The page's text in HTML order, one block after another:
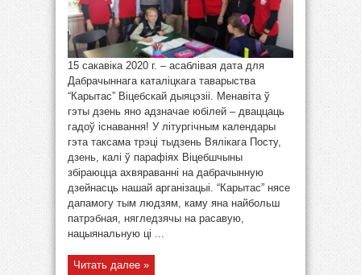
15 сакавіка 2020 г. – асаблівая дата для
Дабрачыннага каталіцкага таварыства
“Карытас” Віцебскай дыяцэзіі. Менавіта ў
гэты дзень яно адзначае юбілей – дваццаць
гадоў існавання! У літургічным календары
гэта таксама трэці тыдзень Вялікага Посту,
дзень, калі ў парафіях Віцебшчыны
збіраюцца ахвяраванні на дабрачынную
дзейнасць нашай арганізацыі. “Карытас” нясе
дапамогу тым людзям, каму яна найбольш
патрэбная, нягледзячы на расавую,
нацыянальную ці ...
Читать далее »